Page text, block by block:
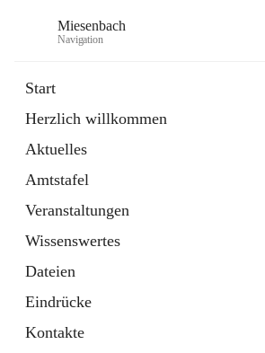
Miesenbach
Navigation
Start
Herzlich willkommen
Aktuelles
Amtstafel
Veranstaltungen
Wissenswertes
Dateien
Eindrücke
Kontakte
Externe Webseite
in
Tab
Region Schneebergland
Externe Webseite
öffnet
in
neuem
Tab